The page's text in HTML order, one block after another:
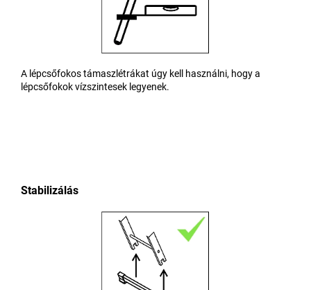
A lépcsőfokos támaszlétrákat úgy kell használni, hogy a
lépcsőfokok vízszintesek legyenek.
Stabilizálás